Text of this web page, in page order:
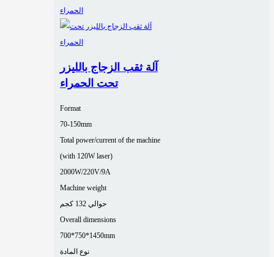
آلة ثقب الزجاج بالليزر
تحت الحمراء
Format
70-150mm
Total power/current of the machine
(with 120W laser)
2000W/220V/9A
Machine weight
حوالي 132 كجم
Overall dimensions
700*750*1450mm
نوع المادة